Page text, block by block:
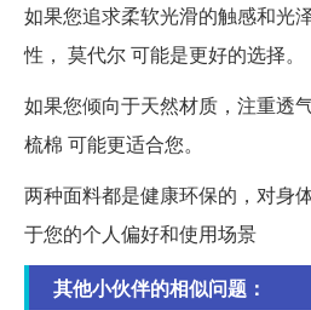
如果您追求柔软光滑的触感和光
性， 莫代尔 可能是更好的选择。
如果您倾向于天然材质，注重透
梳棉 可能更适合您。
两种面料都是健康环保的，对身
于您的个人偏好和使用场景
其他小伙伴的相似问题：